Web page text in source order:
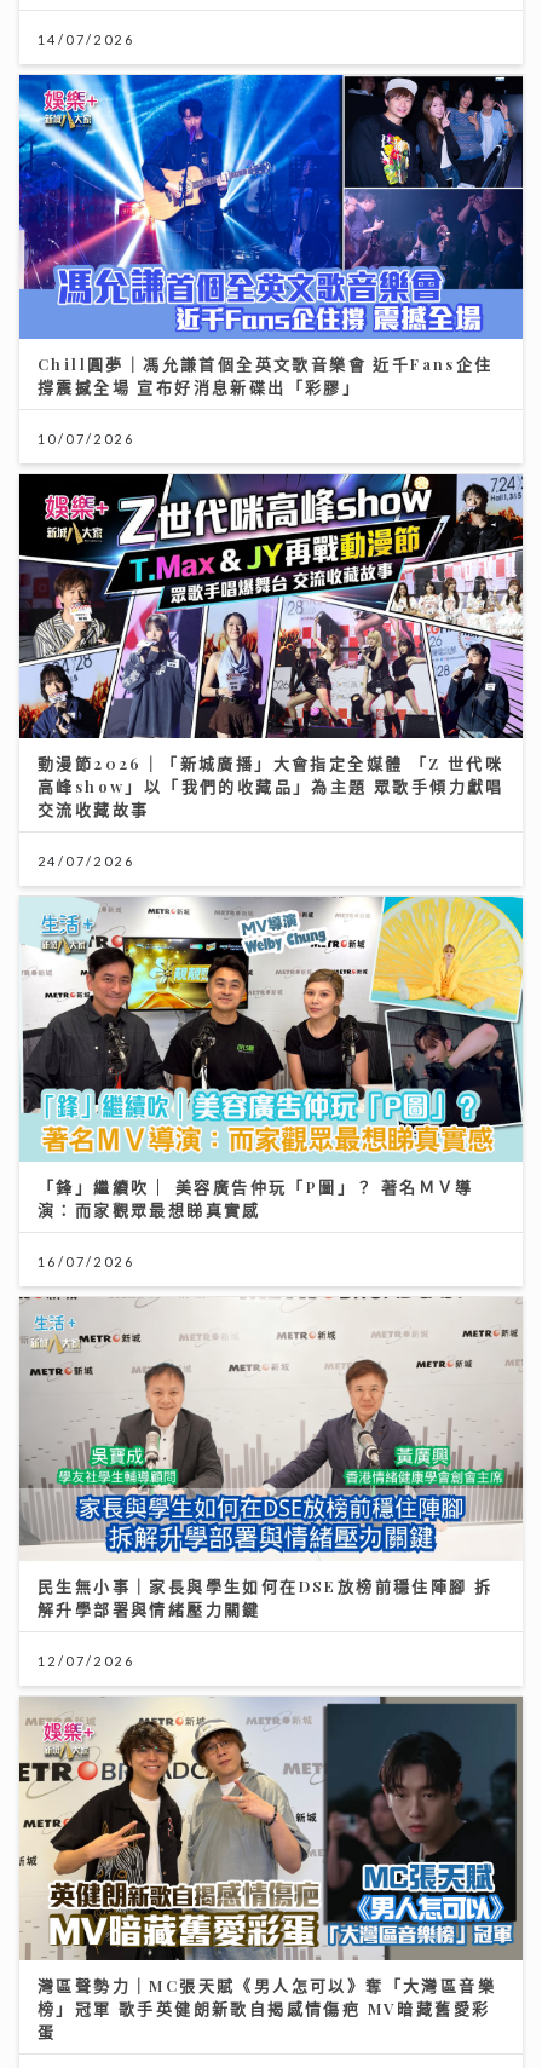
14/07/2026
Chill圓夢｜馮允謙首個全英文歌音樂會 近千Fans企住
撐震撼全場 宣布好消息新碟出「彩膠」
10/07/2026
動漫節2026｜「新城廣播」大會指定全媒體 「Z 世代咪
高峰show」以「我們的收藏品」為主題 眾歌手傾力獻唱
交流收藏故事
24/07/2026
「鋒」繼續吹 | 美容廣告仲玩「P圖」？ 著名ＭＶ導
演：而家觀眾最想睇真實感
16/07/2026
民生無小事｜家長與學生如何在DSE放榜前穩住陣腳 拆
解升學部署與情緒壓力關鍵
12/07/2026
灣區聲勢力｜MC張天賦《男人怎可以》奪「大灣區音樂
榜」冠軍 歌手英健朗新歌自揭感情傷疤 MV暗藏舊愛彩
蛋